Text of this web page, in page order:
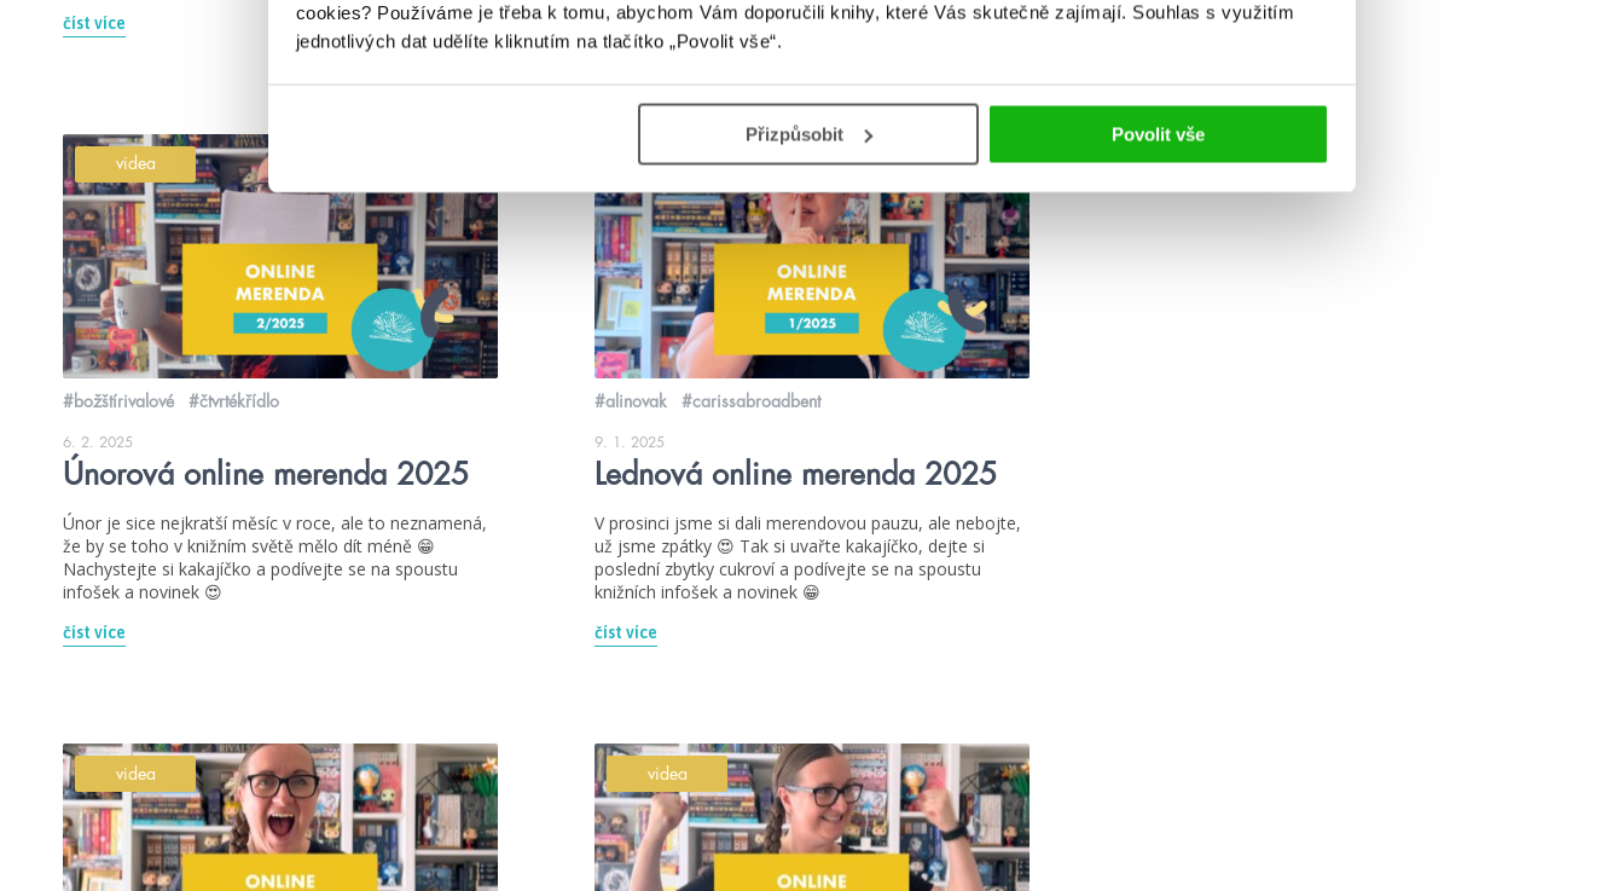
cookies? Používáme je třeba k tomu, abychom Vám doporučili knihy, které Vás skutečně zajímají. Souhlas s využitím
jednotlivých dat udělíte kliknutím na tlačítko „Povolit vše“.
Přizpůsobit Povolit vše
číst více
videa
#božštírivalové #čtvrtékřídlo
6. 2. 2025
Únorová online merenda 2025
Únor je sice nejkratší měsíc v roce, ale to neznamená,
že by se toho v knižním světě mělo dít méně 😁
Nachystejte si kakajíčko a podívejte se na spoustu
infošek a novinek 😍
číst více
videa
#alinovak #carissabroadbent
9. 1. 2025
Lednová online merenda 2025
V prosinci jsme si dali merendovou pauzu, ale nebojte,
už jsme zpátky 😍 Tak si uvařte kakajíčko, dejte si
poslední zbytky cukroví a podívejte se na spoustu
knižních infošek a novinek 😁
číst více
videa videa